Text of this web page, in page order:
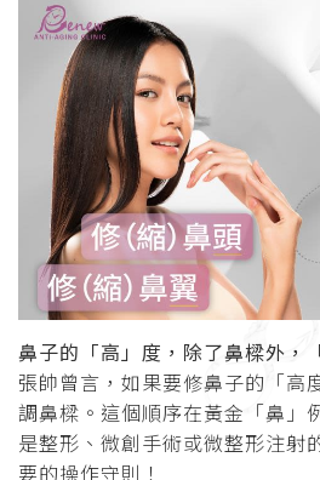
鼻子的「高」度，除了鼻樑外，
張帥曾言，如果要修鼻子的「高
調鼻樑。這個順序在黃金「鼻」
是整形、微創手術或微整形注射
要的操作守則！